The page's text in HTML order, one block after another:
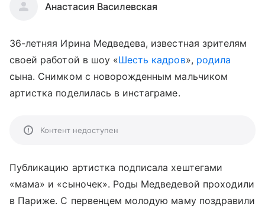
Анастасия Василевская
36-летняя Ирина Медведева, известная зрителям
своей работой в шоу «Шесть кадров», родила
сына. Снимком с новорожденным мальчиком
артистка поделилась в инстаграме.
Контент недоступен
Публикацию артистка подписала хештегами
«мама» и «сыночек». Роды Медведевой проходили
в Париже. С первенцем молодую маму поздравили